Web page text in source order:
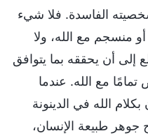
الفاسدة. فلا شيء
منسجم مع الله، ولا
إلى أن يحققه بما يتوافق
مع الله. عندما
الله في الدينونة
جوهر طبيعة الإنسان،